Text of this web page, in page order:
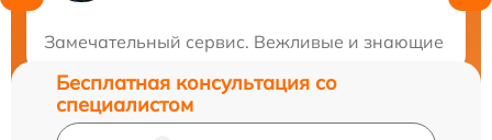
Замечательный сервис. Вежливые и знающие
Бесплатная консультация со
специалистом